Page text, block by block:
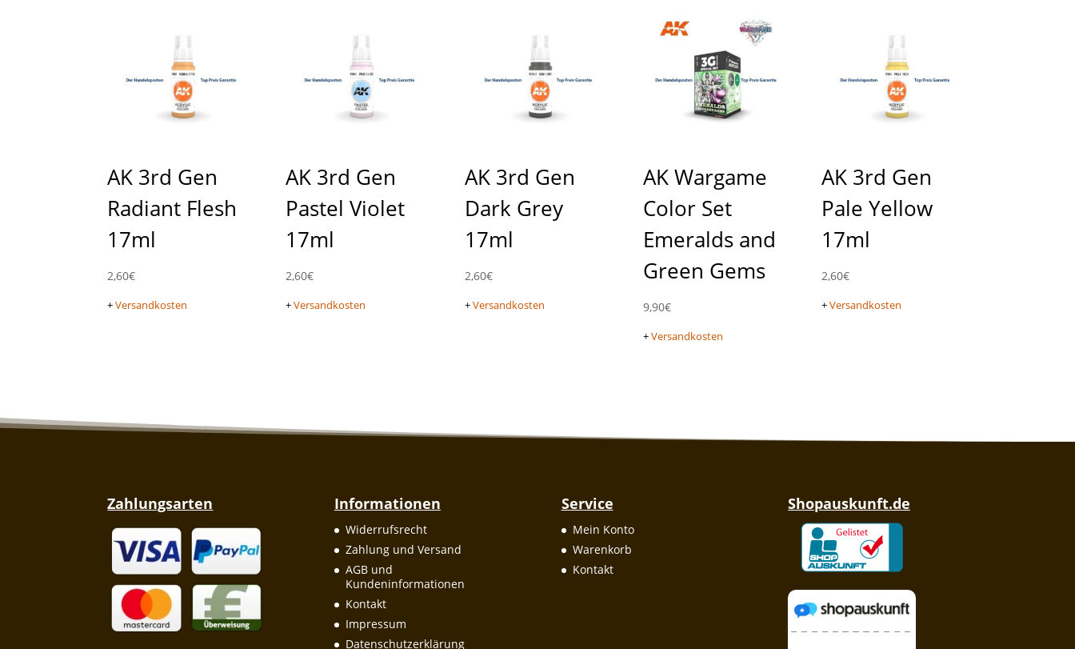
AK 3rd Gen
Radiant Flesh
17ml
2,60€
+Versandkosten
AK 3rd Gen
Pastel Violet
17ml
2,60€
+Versandkosten
AK 3rd Gen
Dark Grey
17ml
2,60€
+Versandkosten
AK Wargame
Color Set
Emeralds and
Green Gems
9,90€
+Versandkosten
AK 3rd Gen
Pale Yellow
17ml
2,60€
+Versandkosten
Zahlungsarten Informationen
Widerrufsrecht
Zahlung und Versand
AGB und
Kundeninformationen
Kontakt
Impressum
Datenschutzerklärung
Service
Mein Konto
Warenkorb
Kontakt
Shopauskunft.de